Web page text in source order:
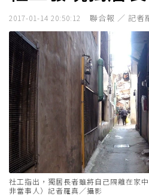
2017-01-14 20:50:12 聯合報 ／ 記
社工指出，獨居長者雖將自己隔離在家
非當事人）記者羅真／攝影